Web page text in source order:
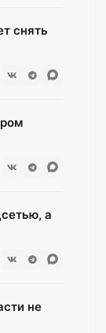
снять
а
не